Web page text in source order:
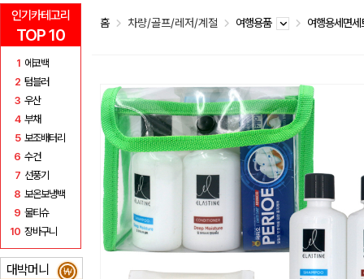
인기카테고리
TOP 10
1 에코백
2 텀블러
3 우산
4 부채
5 보조배터리
6 수건
7 선풍기
8 보온보냉백
9 물티슈
10 장바구니
대박머니 ₩
홈 차량/골프/레저/계절 여행용품 여행용세면